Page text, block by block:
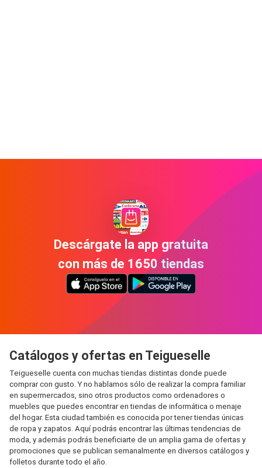
Descárgate la app gratuita
con más de 1650 tiendas
Catálogos y ofertas en Teigueselle
Teigueselle cuenta con muchas tiendas distintas donde puede
comprar con gusto. Y no hablamos sólo de realizar la compra familiar
en supermercados, sino otros productos como ordenadores o
muebles que puedes encontrar en tiendas de informática o menaje
del hogar. Esta ciudad también es conocida por tener tiendas únicas
de ropa y zapatos. Aquí podrás encontrar las últimas tendencias de
moda, y además podrás beneficiarte de un amplia gama de ofertas y
promociones que se publican semanalmente en diversos catálogos y
folletos durante todo el año.